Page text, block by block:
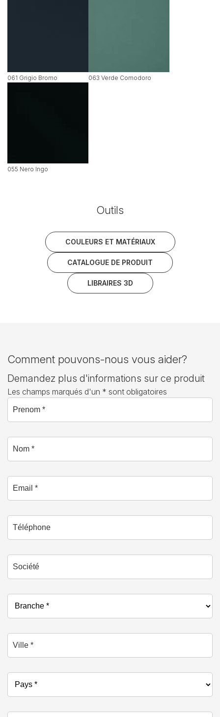
061 Grigio Bromo 063 Verde Comodoro
055 Nero Ingo
Outils
COULEURS ET MATÉRIAUX
CATALOGUE DE PRODUIT
LIBRAIRES 3D
Comment pouvons-nous vous aider?
Demandez plus d'informations sur ce produit
Les champs marqués d'un * sont obligatoires